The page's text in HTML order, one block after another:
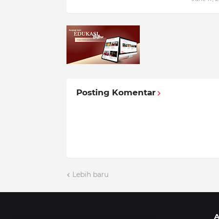
Posting Komentar
Lebih baru